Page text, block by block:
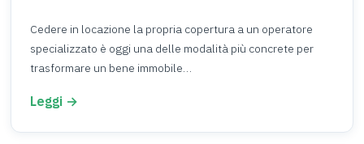
Cedere in locazione la propria copertura a un operatore
specializzato è oggi una delle modalità più concrete per
trasformare un bene immobile…
Leggi →